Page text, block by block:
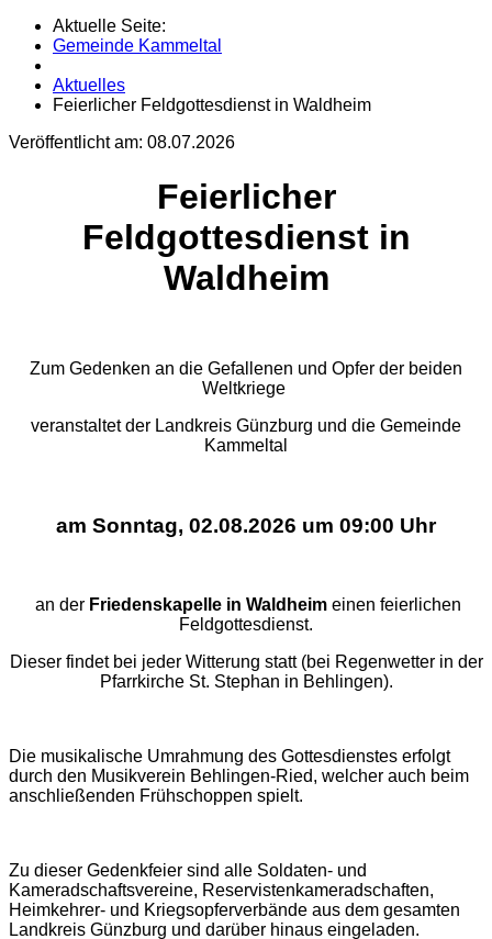
Aktuelle Seite:
Gemeinde Kammeltal
Aktuelles
Feierlicher Feldgottesdienst in Waldheim
Veröffentlicht am: 08.07.2026
Feierlicher
Feldgottesdienst in
Waldheim
Zum Gedenken an die Gefallenen und Opfer der beiden
Weltkriege
veranstaltet der Landkreis Günzburg und die Gemeinde
Kammeltal
am Sonntag, 02.08.2026 um 09:00 Uhr
an der Friedenskapelle in Waldheim einen feierlichen
Feldgottesdienst.
Dieser findet bei jeder Witterung statt (bei Regenwetter in der
Pfarrkirche St. Stephan in Behlingen).
Die musikalische Umrahmung des Gottesdienstes erfolgt
durch den Musikverein Behlingen-Ried, welcher auch beim
anschließenden Frühschoppen spielt.
Zu dieser Gedenkfeier sind alle Soldaten- und
Kameradschaftsvereine, Reservistenkameradschaften,
Heimkehrer- und Kriegsopferverbände aus dem gesamten
Landkreis Günzburg und darüber hinaus eingeladen.